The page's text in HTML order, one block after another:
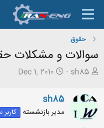
حقوق
سوالات و مشکلات
ش
و
ع
ک
sh85
ت
ی
خ
Dec 1, 2010
sh85
مدیر بازنشسته کاربر